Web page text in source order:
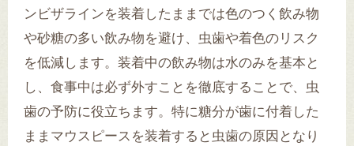
ンビザラインを装着したままでは色のつく飲み物
や砂糖の多い飲み物を避け、虫歯や着色のリスク
を低減します。装着中の飲み物は水のみを基本と
し、食事中は必ず外すことを徹底することで、虫
歯の予防に役立ちます。特に糖分が歯に付着した
ままマウスピースを装着すると虫歯の原因となり